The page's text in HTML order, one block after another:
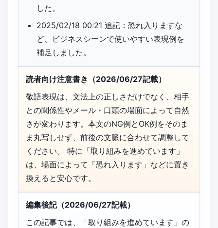
した。
2025/02/18 00:21 追記：恐れ入りますな
ど、ビジネスシーンで使いやすい表現例を
補足しました。
読者向け注意書き（2026/06/27記載）
敬語表現は、文法上の正しさだけでなく、相手
との関係性やメール・口頭の場面によって自然
さが変わります。本文のNG例とOK例をそのま
ま丸写しせず、前後の文脈に合わせて調整して
ください。 特に「取り組みを進めています」
は、場面によって「恐れ入ります」などに置き
換えると安心です。
編集後記（2026/06/27記載）
この記事では、「取り組みを進めています」の